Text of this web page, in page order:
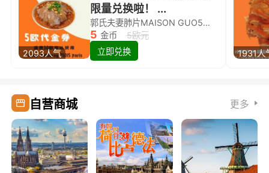
2093人气
限量兑换啦！ ...
郭氏夫妻肺片MAISON GUO5欧代金券限量兑换啦！
5 金币
5欧元
立即兑换
1931人
自营商城 更多